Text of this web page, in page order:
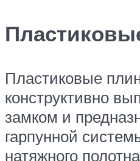
Пластиковые
конструктивно
замком и
гарпунной
натяжного